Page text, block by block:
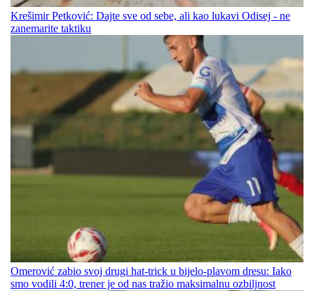
Krešimir Petković: Dajte sve od sebe, ali kao lukavi Odisej - ne
zanemarite taktiku
Omerović zabio svoj drugi hat-trick u bijelo-plavom dresu: Iako
smo vodili 4:0, trener je od nas tražio maksimalnu ozbiljnost